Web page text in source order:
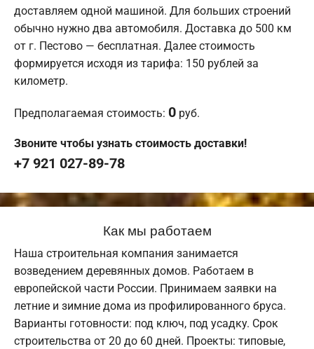
доставляем одной машиной. Для больших строений
обычно нужно два автомобиля. Доставка до 500 км
от г. Пестово — бесплатная. Далее стоимость
формируется исходя из тарифа: 150 рублей за
километр.
Предполагаемая стоимость: 0 руб.
Звоните чтобы узнать стоимость доставки!
+7 921 027-89-78
Как мы работаем
Наша строительная компания занимается
возведением деревянных домов. Работаем в
европейской части России. Принимаем заявки на
летние и зимние дома из профилированного бруса.
Варианты готовности: под ключ, под усадку. Срок
строительства от 20 до 60 дней. Проекты: типовые,